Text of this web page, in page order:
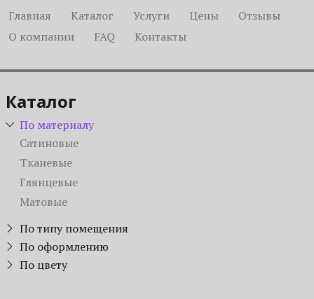
Главная Каталог Услуги Цены
Отзывы
О компании
FAQ Контакты
Каталог
По материалу
Сатиновые
Тканевые
Глянцевые
Матовые
По типу помещения
Для коттеджа
В зал
По оформлению
Звездное небо
По цвету